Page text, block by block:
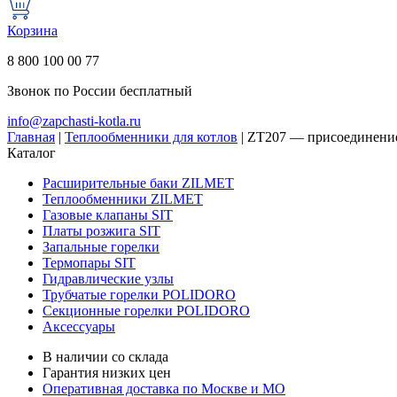
Корзина
8 800 100 00 77
Звонок по России бесплатный
info@zapchasti-kotla.ru
Главная | Теплообменники для котлов | ZT207 —
Каталог
Расширительные баки ZILMET
Теплообменники ZILMET
Газовые клапаны SIT
Платы розжига SIT
Запальные горелки
Термопары SIT
Гидравлические узлы
Трубчатые горелки POLIDORO
Секционные горелки POLIDORO
Аксессуары
В наличии со склада
Гарантия низких цен
Оперативная доставка по Москве и МО